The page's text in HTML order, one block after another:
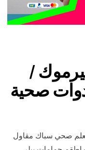
/
صحي سباك مقاول